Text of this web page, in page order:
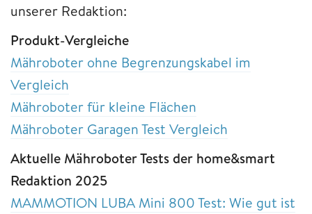
unserer Redaktion:
Produkt-Vergleiche
Mähroboter ohne Begrenzungskabel im
Vergleich
Mähroboter für kleine Flächen
Mähroboter Garagen Test Vergleich
Aktuelle Mähroboter Tests der home&smart
Redaktion 2025
MAMMOTION LUBA Mini 800 Test: Wie gut ist